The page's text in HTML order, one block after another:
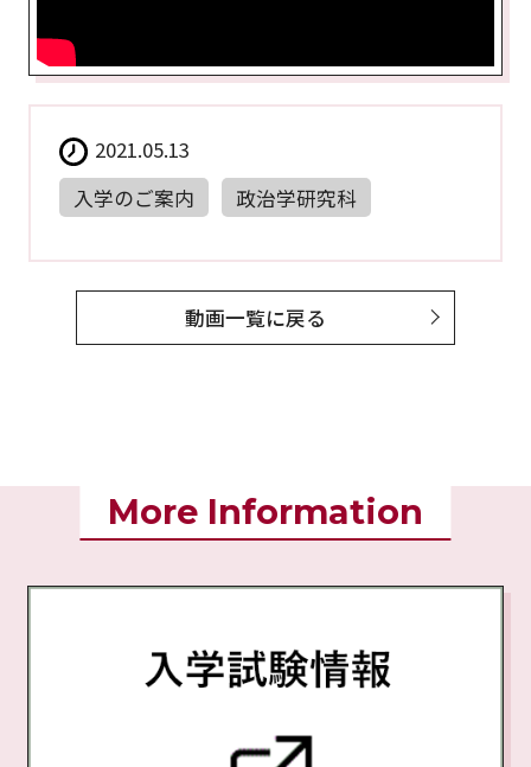
2021.05.13
入学のご案内
政治学研究科
動画一覧に戻る
More Information